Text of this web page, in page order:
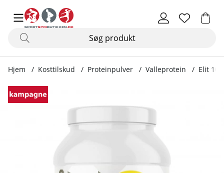
Hjem Kosttilskud Proteinpulver Valleprotein Elit
Produktbilleder Elit 100 % valle, laktosefri, 900 g